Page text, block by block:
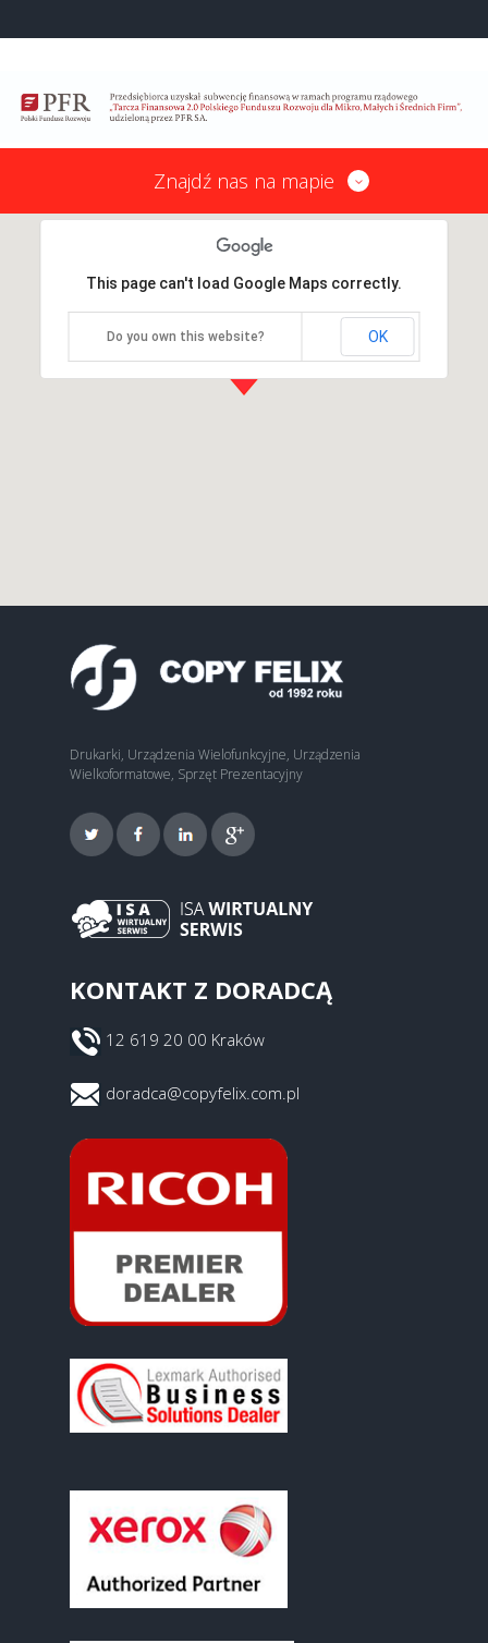
Znajdź nas na mapie
This page can't load Google Maps correctly.
Do you own this website? OK
Drukarki, Urządzenia Wielofunkcyjne, Urządzenia
Wielkoformatowe, Sprzęt Prezentacyjny
KONTAKT Z DORADCĄ
12 619 20 00 Kraków
doradca@copyfelix.com.pl